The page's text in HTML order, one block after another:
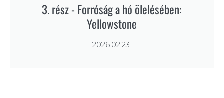
3. rész - Forróság a hó ölelésében:
Yellowstone
2026.02.23.